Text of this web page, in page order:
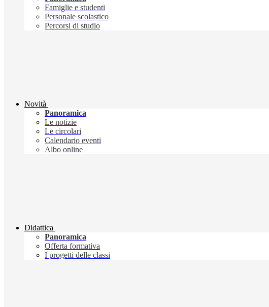
Famiglie e studenti
Personale scolastico
Percorsi di studio
Novità
Panoramica
Le notizie
Le circolari
Calendario eventi
Albo online
Didattica
Panoramica
Offerta formativa
I progetti delle classi